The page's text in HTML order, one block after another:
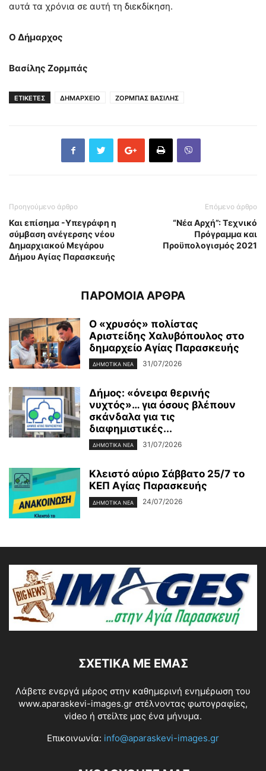
αυτά τα χρόνια σε αυτή τη διεκδίκηση.
Ο Δήμαρχος
Βασίλης Ζορμπάς
ΕΤΙΚΕΤΕΣ ΔΗΜΑΡΧΕΙΟ ΖΟΡΜΠΑΣ ΒΑΣΙΛΗΣ
Προηγούμενο άρθρο
Και επίσημα -Υπεγράφη η
σύμβαση ανέγερσης νέου
Δημαρχιακού Μεγάρου
Δήμου Αγίας Παρασκευής
Επόμενο άρθρο
“Νέα Αρχή”: Τεχνικό
Πρόγραμμα και
Προϋπολογισμός 2021
ΠΑΡΟΜΟΙΑ ΑΡΘΡΑ
Ο «χρυσός» πολίστας
Αριστείδης Χαλυβόπουλος στο
δημαρχείο Αγίας Παρασκευής
ΔΗΜΟΤΙΚΑ ΝΕΑ 31/07/2026
Δήμος: «όνειρα θερινής
νυχτός»… για όσους βλέπουν
σκάνδαλα για τις
διαφημιστικές...
ΔΗΜΟΤΙΚΑ ΝΕΑ 31/07/2026
Κλειστό αύριο Σάββατο 25/7 το
ΚΕΠ Αγίας Παρασκευής
ΔΗΜΟΤΙΚΑ ΝΕΑ 24/07/2026
ΣΧΕΤΙΚΆ ΜΕ ΕΜΆΣ
Λάβετε ενεργά μέρος στην καθημερινή ενημέρωση του
www.aparaskevi-images.gr στέλνοντας φωτογραφίες,
video ή στείλτε μας ένα μήνυμα.
Επικοινωνία: info@aparaskevi-images.gr